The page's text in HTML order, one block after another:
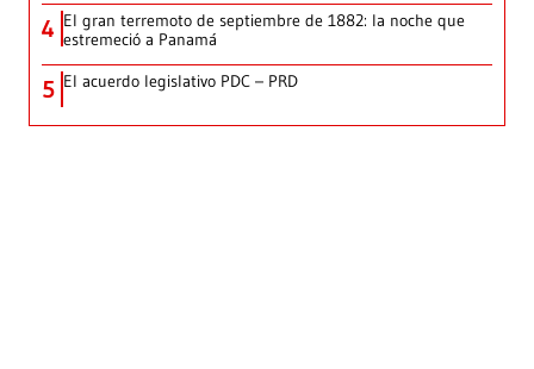
4 El gran terremoto de septiembre de 1882: la noche que
estremeció a Panamá
5 El acuerdo legislativo PDC – PRD